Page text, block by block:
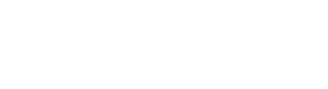
with regard to the buccal